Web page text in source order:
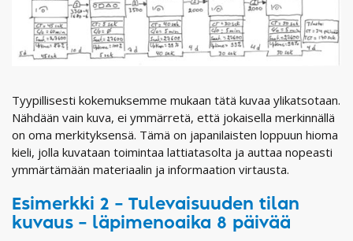
Tyypillisesti kokemuksemme mukaan tätä kuvaa ylikatsotaan.
Nähdään vain kuva, ei ymmärretä, että jokaisella merkinnällä
on oma merkityksensä. Tämä on japanilaisten loppuun hioma
kieli, jolla kuvataan toimintaa lattiatasolta ja auttaa nopeasti
ymmärtämään materiaalin ja informaation virtausta.
Esimerkki 2 – Tulevaisuuden tilan
kuvaus – läpimenoaika 8 päivää